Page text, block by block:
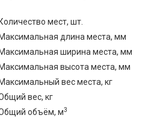
Количество мест, шт.
Максимальная длина места, мм
Максимальная ширина места, мм
Максимальная высота места, мм
Максимальный вес места, кг
вес, кг
объём, м3